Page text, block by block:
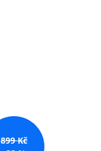
899 Kč